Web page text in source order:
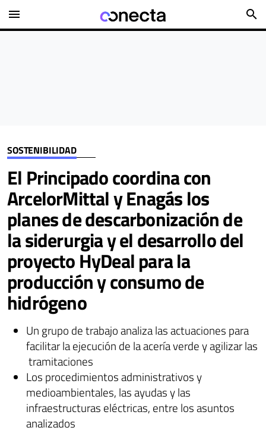
menu search
SOSTENIBILIDAD
El Principado coordina con
ArcelorMittal y Enagás los
planes de descarbonización de
la siderurgia y el desarrollo del
proyecto HyDeal para la
producción y consumo de
hidrógeno
Un grupo de trabajo analiza las actuaciones para
facilitar la ejecución de la acería verde y agilizar las
tramitaciones
Los procedimientos administrativos y
medioambientales, las ayudas y las
infraestructuras eléctricas, entre los asuntos
analizados